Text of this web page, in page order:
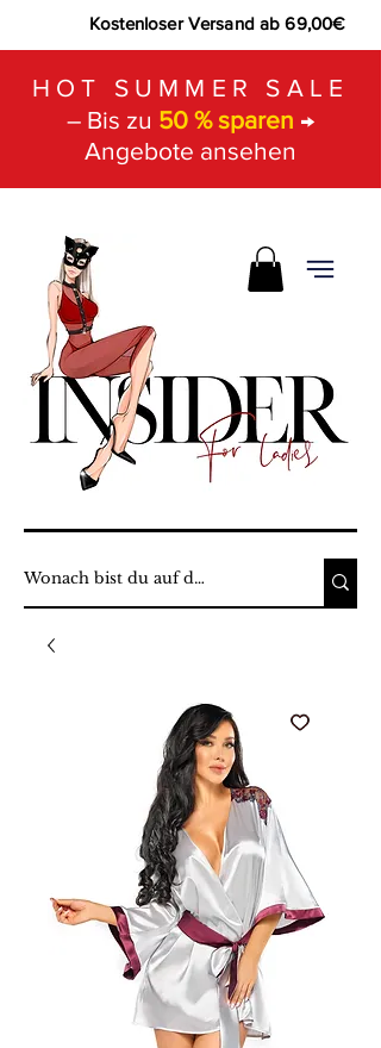
Kostenloser Versand ab 69,00€
HOT SUMMER SALE
– Bis zu 50 % sparen →
Angebote ansehen